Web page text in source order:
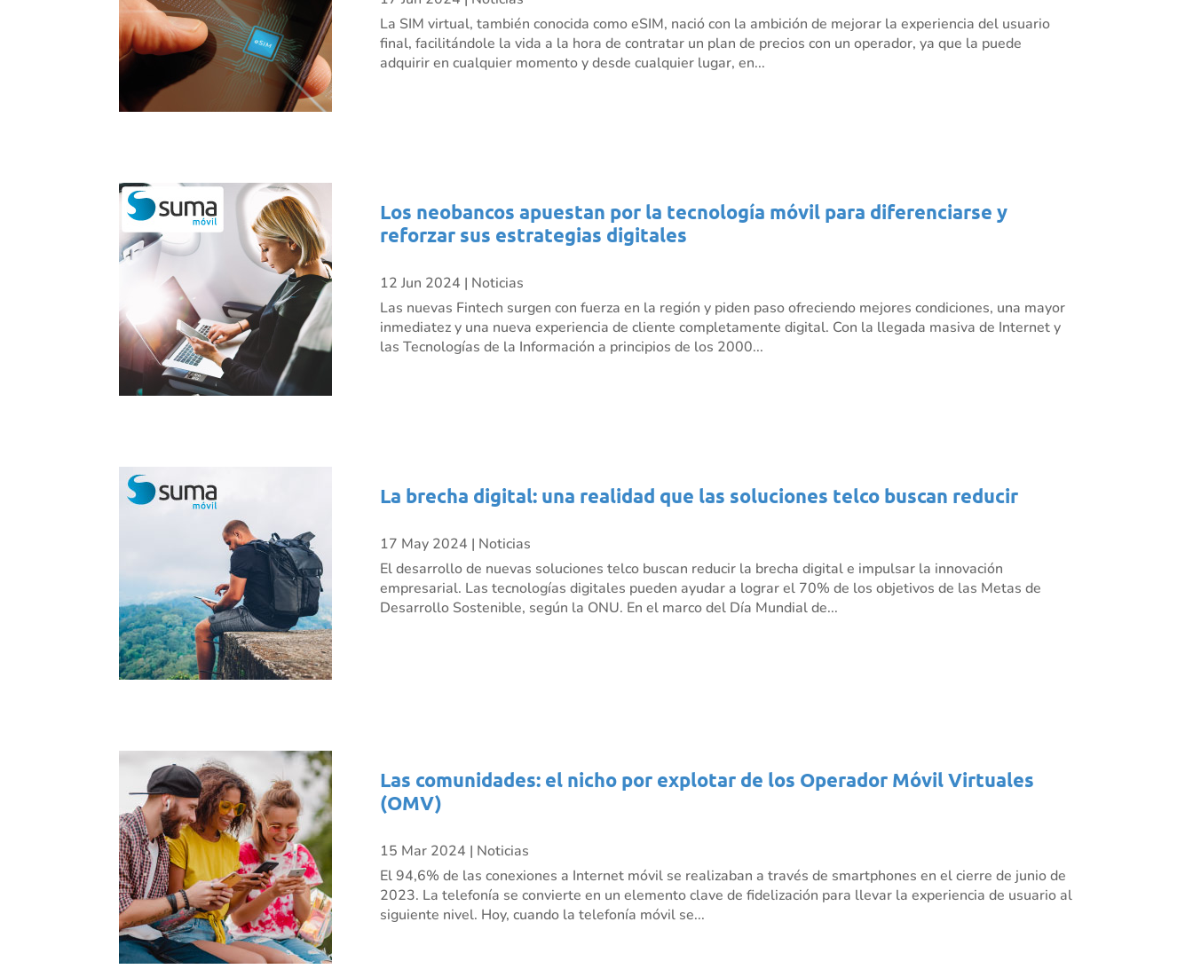
La SIM virtual, también conocida como eSIM, nació con la ambición de mejorar la experiencia del usuario
final, facilitándole la vida a la hora de contratar un plan de precios con un operador, ya que la puede
adquirir en cualquier momento y desde cualquier lugar, en...
Los neobancos apuestan por la tecnología móvil para diferenciarse y
reforzar sus estrategias digitales
12 Jun 2024 | Noticias
Las nuevas Fintech surgen con fuerza en la región y piden paso ofreciendo mejores condiciones, una mayor
inmediatez y una nueva experiencia de cliente completamente digital. Con la llegada masiva de Internet y
las Tecnologías de la Información a principios de los 2000...
La brecha digital: una realidad que las soluciones telco buscan reducir
17 May 2024 | Noticias
El desarrollo de nuevas soluciones telco buscan reducir la brecha digital e impulsar la innovación
empresarial. Las tecnologías digitales pueden ayudar a lograr el 70% de los objetivos de las Metas de
Desarrollo Sostenible, según la ONU. En el marco del Día Mundial de...
Las comunidades: el nicho por explotar de los Operador Móvil Virtuales
(OMV)
15 Mar 2024 | Noticias
El 94,6% de las conexiones a Internet móvil se realizaban a través de smartphones en el cierre de junio de
2023. La telefonía se convierte en un elemento clave de fidelización para llevar la experiencia de usuario al
siguiente nivel. Hoy, cuando la telefonía móvil se...